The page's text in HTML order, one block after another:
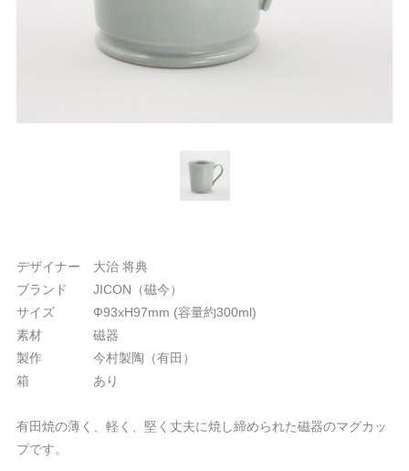
デザイナー 大治 将典
ブランド JICON（磁今）
サイズ Ф93xH97mm (容量約300ml)
素材 磁器
製作 今村製陶（有田）
箱 あり
有田焼の薄く、軽く、堅く丈夫に焼し締められた磁器のマグカッ
プです。